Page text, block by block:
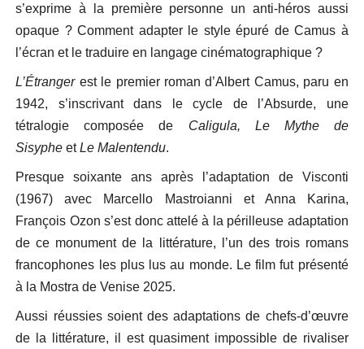
s’exprime à la première personne un anti-héros aussi
opaque ? Comment adapter le style épuré de Camus à
l’écran et le traduire en langage cinématographique ?
L’Étrangerest le premier roman d’Albert Camus, paru en
1942, s’inscrivant dans le cycle de l’Absurde, une
tétralogie composée de Caligula,
Le Mythe de
Sisyphe etLe Malentendu.
Presque soixante ans après l’adaptation de Visconti
(1967) avec Marcello Mastroianni et Anna Karina,
François Ozon s’est donc attelé à la périlleuse adaptation
de ce monument de la littérature, l’un des trois romans
francophones les plus lus au monde. Le film fut présenté
à la Mostra de Venise 2025.
Aussi réussies soient des adaptations de chefs-d’œuvre
de la littérature, il est quasiment impossible de rivaliser